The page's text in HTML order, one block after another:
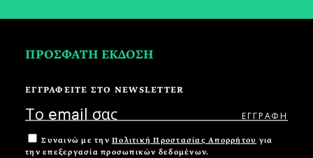
ΠΡΟΣΦΑΤΗ ΕΚΔΟΣΗ
ΕΓΓΡΑΦΕΙΤΕ ΣΤΟ NEWSLETTER
Συναινώ με την Πολιτική Προστασίας Απορρήτου για
την επεξεργασία προσωπικών δεδομένων.